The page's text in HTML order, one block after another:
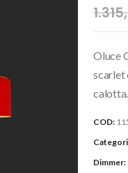
Oluce
scarlet
calotta.
COD:
Dimmer: